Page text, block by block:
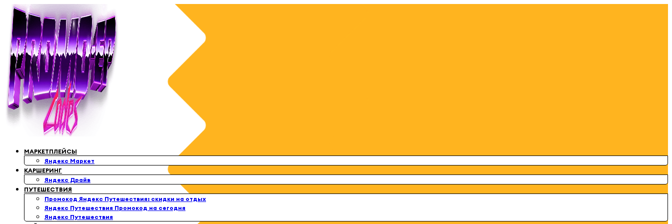
Перейти
содержимому
МАРКЕТПЛЕЙСЫ
Яндекс Маркет
КАРШЕРИНГ
Яндекс Драйв
ПУТЕШЕСТВИЯ
Промокод Яндекс Путешествия: скидки на отдых
Яндекс Путешествия Промокод на сегодня
Яндекс Путешествия